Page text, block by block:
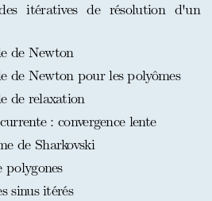
itératives de résolution d'un
de Newton
de Newton pour les polyômes
de relaxation
: convergence lente
de Sharkovski
polygones
sinus itérés